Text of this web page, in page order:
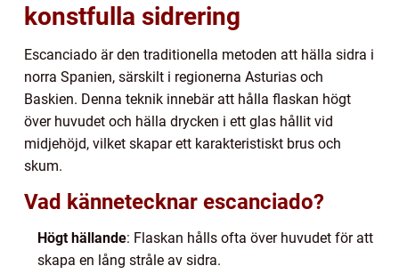
konstfulla sidrering
Escanciado är den traditionella metoden att hälla sidra i
norra Spanien, särskilt i regionerna Asturias och
Baskien. Denna teknik innebär att hålla flaskan högt
över huvudet och hälla drycken i ett glas hållit vid
midjehöjd, vilket skapar ett karakteristiskt brus och
skum.
Vad kännetecknar escanciado?
Högt hällande: Flaskan hålls ofta över huvudet för att
skapa en lång stråle av sidra.